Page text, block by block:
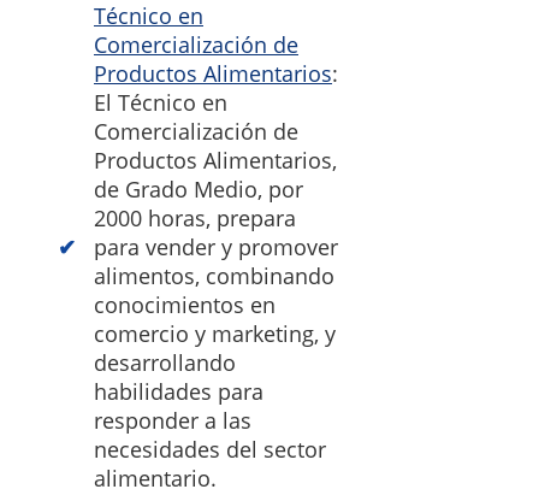
Técnico en
Comercialización de
Productos Alimentarios:
El Técnico en
Comercialización de
Productos Alimentarios,
de Grado Medio, por
2000 horas, prepara
para vender y promover
alimentos, combinando
conocimientos en
comercio y marketing, y
desarrollando
habilidades para
responder a las
necesidades del sector
alimentario.